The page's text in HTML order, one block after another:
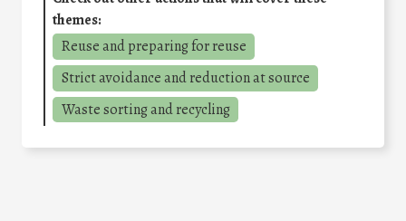
themes:
Reuse and preparing for reuse
Strict avoidance and reduction at source
Waste sorting and recycling